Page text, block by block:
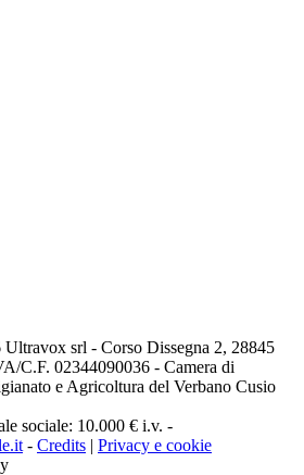
srl - Corso Dissegna 2, 28845
C.F. 02344090036 - Camera di
e Agricoltura del Verbano Cusio
sociale: 10.000 € i.v. -
- Credits | Privacy e cookie